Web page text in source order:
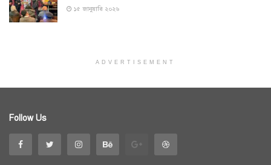
১৫ জানুয়ারি ২০২৬
ADVERTISEMENT
Follow Us